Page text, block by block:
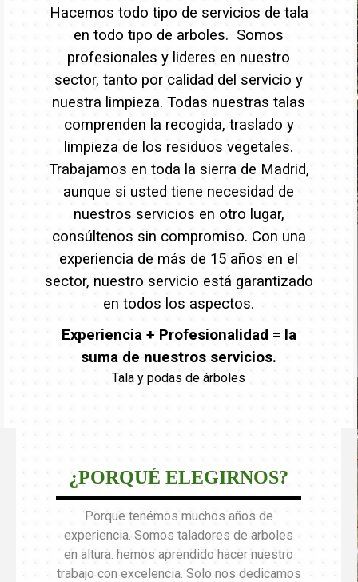
Hacemos todo tipo de servicios de tala
en todo tipo de arboles. Somos
profesionales y lideres en nuestro
sector, tanto por calidad del servicio y
nuestra limpieza. Todas nuestras talas
comprenden la recogida, traslado y
limpieza de los residuos vegetales.
Trabajamos en toda la sierra de Madrid,
aunque si usted tiene necesidad de
nuestros servicios en otro lugar,
consúltenos sin compromiso. Con una
experiencia de más de 15 años en el
sector, nuestro servicio está garantizado
en todos los aspectos.
Experiencia + Profesionalidad = la
suma de nuestros servicios.
Tala y podas de árboles
¿PORQUÉ ELEGIRNOS?
Porque tenémos muchos años de
experiencia. Somos taladores de arboles
en altura. hemos aprendido hacer nuestro
trabajo con excelencia. Solo nos dedicamos